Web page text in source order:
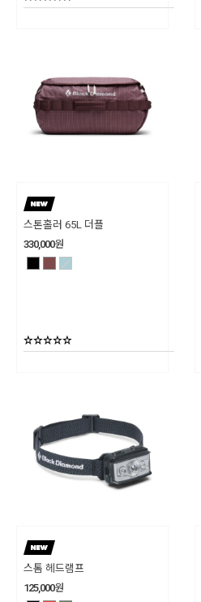
스톤홀러 65L 더플
330,000원
스톰 헤드램프
125,000원